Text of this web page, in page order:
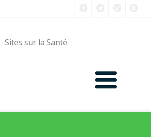
Sites sur la Santé
0-9